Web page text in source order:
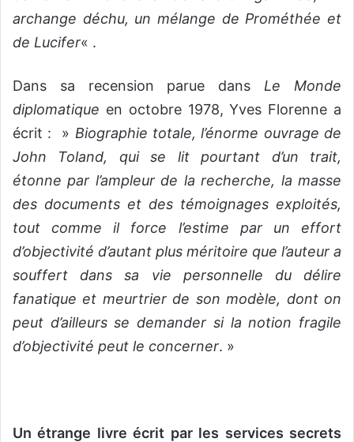
archange déchu, un mélange de Prométhée et
de Lucifer« .
Dans sa recension parue dans Le Monde
diplomatique en octobre 1978, Yves Florenne a
écrit : » Biographie totale, l’énorme ouvrage de
John Toland, qui se lit pourtant d’un trait,
étonne par l’ampleur de la recherche, la masse
des documents et des témoignages exploités,
tout comme il force l’estime par un effort
d’objectivité d’autant plus méritoire que l’auteur a
souffert dans sa vie personnelle du délire
fanatique et meurtrier de son modèle, dont on
peut d’ailleurs se demander si la notion fragile
d’objectivité peut le concerner. »
Un étrange livre écrit par les services secrets